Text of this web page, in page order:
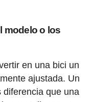
modelo o los
en una bici un
ajustada. Un
que una